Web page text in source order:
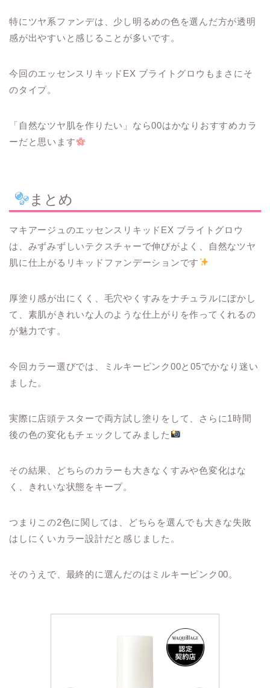
特にツヤ系ファンデは、少し明るめの色を選んだ方が透明
感が出やすいと感じることが多いです。
今回のエッセンスリキッドEX ブライトグロウもまさにそ
のタイプ。
「自然なツヤ肌を作りたい」なら00はかなりおすすめカラ
ーだと思います
まとめ
マキアージュのエッセンスリキッドEX ブライトグロウ
は、みずみずしいテクスチャーで伸びがよく、自然なツヤ
肌に仕上がるリキッドファンデーションです
厚塗り感が出にくく、毛穴やくすみをナチュラルにぼかし
て、素肌がきれいな人のような仕上がりを作ってくれるの
が魅力です。
今回カラー選びでは、ミルキーピンク00と05でかなり迷い
ました。
実際に店頭テスターで両方試し塗りをして、さらに1時間
後の色の変化もチェックしてみました
その結果、どちらのカラーも大きなくすみや色変化はな
く、きれいな状態をキープ。
つまりこの2色に関しては、どちらを選んでも大きな失敗
はしにくいカラー設計だと感じました。
そのうえで、最終的に選んだのはミルキーピンク00。